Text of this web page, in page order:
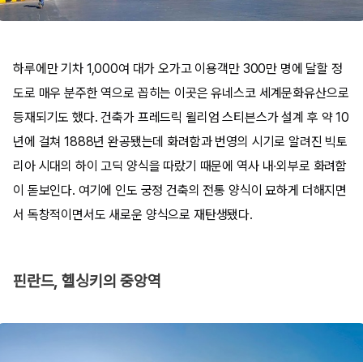
하루에만 기차 1,000여 대가 오가고 이용객만 300만 명에 달할 정
도로 매우 분주한 역으로 꼽히는 이곳은 유네스코 세계문화유산으로
등재되기도 했다. 건축가 프레드릭 윌리엄 스티븐스가 설계 후 약 10
년에 걸쳐 1888년 완공됐는데 화려함과 번영의 시기로 알려진 빅토
리아 시대의 하이 고딕 양식을 따랐기 때문에 역사 내·외부로 화려함
이 돋보인다. 여기에 인도 궁정 건축의 전통 양식이 묘하게 더해지면
서 독창적이면서도 새로운 양식으로 재탄생됐다.
핀란드, 헬싱키의 중앙역